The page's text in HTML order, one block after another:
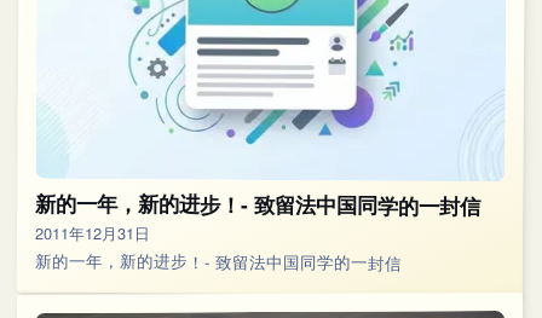
新的一年，新的进步！- 致留法中国同学的一封信
2011年12月31日
新的一年，新的进步！- 致留法中国同学的一封信